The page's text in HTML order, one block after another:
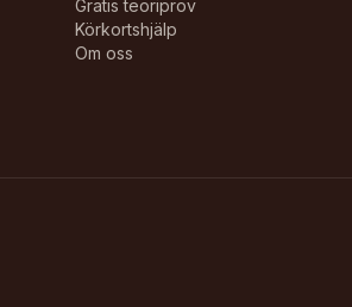
Gratis teoriprov
Körkortshjälp
Om oss